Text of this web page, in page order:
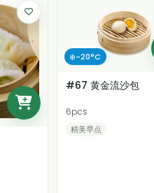
❄️-20°C
#67 黄金流沙包
6pcs
精美早点